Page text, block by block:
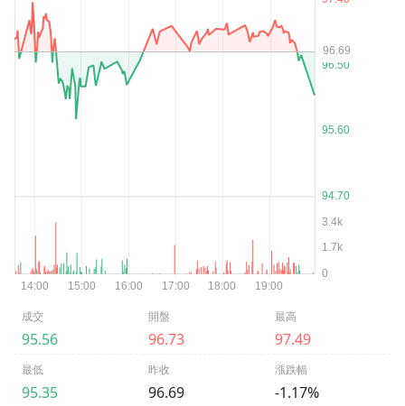
成交
95.56
開盤
96.73
最高
97.49
最低
95.35
昨收
96.69
漲跌幅
-1.17%